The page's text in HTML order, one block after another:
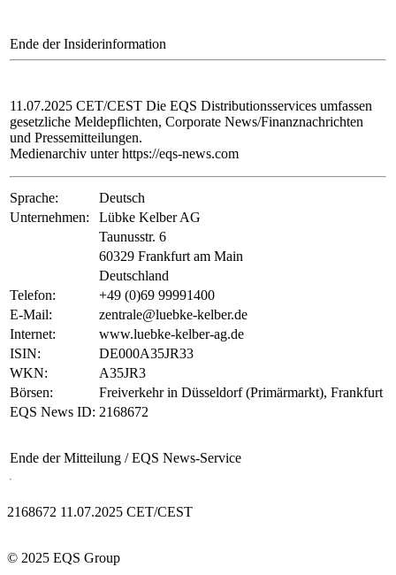
Ende der Insiderinformation
11.07.2025 CET/CEST Die EQS Distributionsservices umfassen
gesetzliche Meldepflichten, Corporate News/Finanznachrichten
und Pressemitteilungen.
Medienarchiv unter https://eqs-news.com
Sprache:
Deutsch
Unternehmen:
Lübke Kelber AG
Taunusstr. 6
60329 Frankfurt am Main
Deutschland
Telefon:
+49 (0)69 99991400
E-Mail:
zentrale@luebke-kelber.de
Internet:
www.luebke-kelber-ag.de
ISIN:
DE000A35JR33
WKN:
A35JR3
Börsen:
Freiverkehr in Düsseldorf (Primärmarkt), Frankfurt
EQS News ID: 2168672
Ende der Mitteilung / EQS News-Service
2168672 11.07.2025 CET/CEST
© 2025 EQS Group